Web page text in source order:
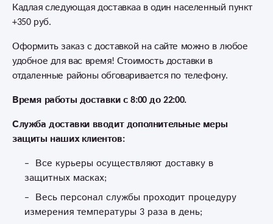
Кадлая следующая доставкаа в один населенный пункт
+350 руб.
Оформить заказ с доставкой на сайте можно в любое
удобное для вас время! Стоимость доставки в
отдаленные районы обговаривается по телефону.
Время работы доставки с 8:00 до 22:00.
Служба доставки вводит дополнительные меры
защиты наших клиентов:
Все курьеры осуществляют доставку в
защитных масках;
Весь персонал службы проходит процедуру
измерения температуры 3 раза в день;